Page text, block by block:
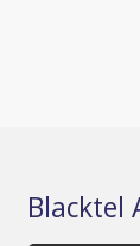
Blacktel